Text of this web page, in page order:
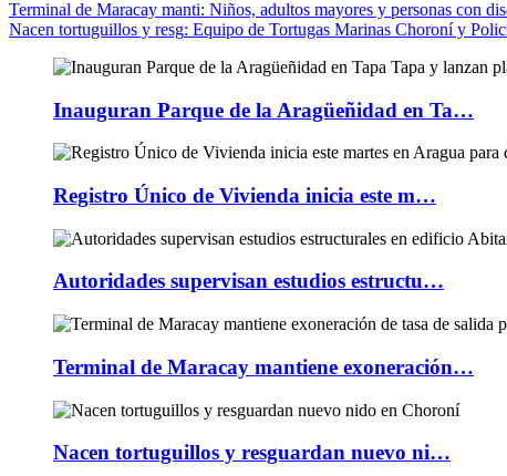
Terminal de Maracay manti: Niños, adultos mayores y personas con
Nacen tortuguillos y resg: Equipo de Tortugas Marinas Choroní y
Inauguran Parque de la Aragüeñidad en Ta…
Registro Único de Vivienda inicia este m…
Autoridades supervisan estudios estructu…
Terminal de Maracay mantiene exoneración…
Nacen tortuguillos y resguardan nuevo ni…